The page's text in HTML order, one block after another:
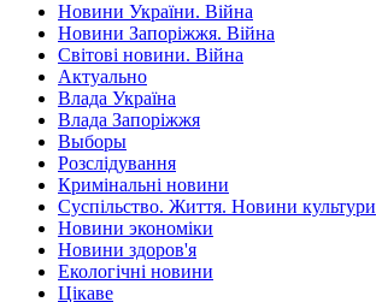
Новини України. Війна
Новини Запоріжжя. Війна
Світові новини. Війна
Актуально
Влада Україна
Влада Запоріжжя
Выборы
Розслідування
Кримінальні новини
Суспільство. Життя. Новини культури
Новини экономіки
Новини здоров'я
Екологічні новини
Цікаве